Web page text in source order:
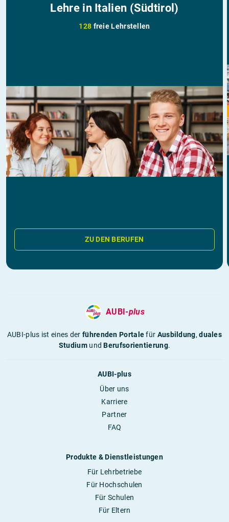
Lehre in Italien (Südtirol)
128 freie Lehrstellen
ZU DEN BERUFEN
AUBI-plus
AUBI-plus ist eines derführenden Portalefür Ausbildung,duales
StudiumundBerufsorientierung.
AUBI-plus
Über uns
Karriere
Partner
FAQ
Produkte & Dienstleistungen
Für Lehrbetriebe
Für Hochschulen
Für Schulen
Für Eltern